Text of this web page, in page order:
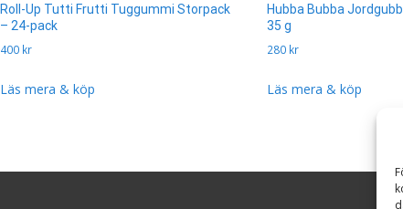
Roll-Up Tutti Frutti Tuggummi Storpack
– 24-pack
400 kr
Läs mera & köp
Hubba Bubba
35 g
280 kr
Läs mera & köp